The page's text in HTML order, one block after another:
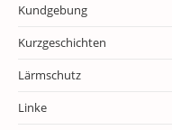
Kundgebung
Kurzgeschichten
Lärmschutz
Linke